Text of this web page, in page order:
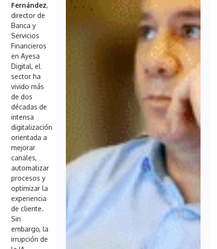
Fernández,
director de
Banca y
Servicios
Financieros
en Ayesa
Digital, el
sector ha
vivido más
de dos
décadas de
intensa
digitalización
orientada a
mejorar
canales,
automatizar
procesos y
optimizar la
experiencia
de cliente.
Sin
embargo, la
irrupción de